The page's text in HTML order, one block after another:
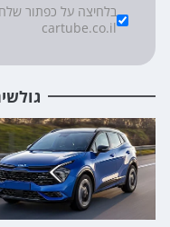
Checkboxes
*
cartube.co.il